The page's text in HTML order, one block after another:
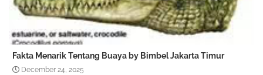
Fakta Menarik Tentang Buaya by Bimbel Jakarta Timur
December 24, 2025